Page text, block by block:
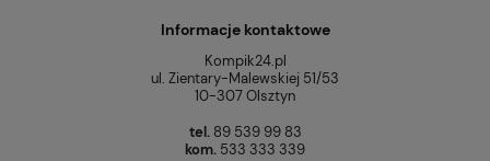
Informacje kontaktowe
Kompik24.pl
ul. Zientary-Malewskiej 51/53
10-307 Olsztyn
tel. 89 539 99 83
kom. 533 333 339